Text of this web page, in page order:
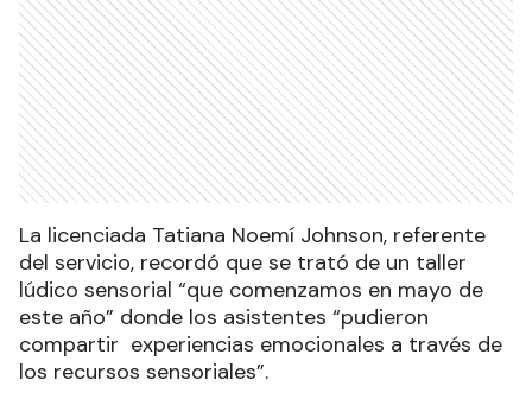
La licenciada Tatiana Noemí Johnson, referente
del servicio, recordó que se trató de un taller
lúdico sensorial “que comenzamos en mayo de
este año” donde los asistentes “pudieron
compartir experiencias emocionales a través de
los recursos sensoriales”.